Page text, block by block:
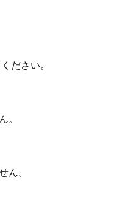
ださい。
。
ん。